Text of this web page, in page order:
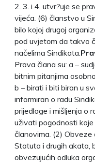
2. 3. i 4. utvr?uje se
vijeća. (6) članstvo u
bilo kojoj drugoj
pod uvjetom da takvo
načelima Sindikata.
Prava člana su: a –
bitnim pitanjima
b – birati i biti biran u
informiran o radu
prijedloge i mišljenja o
uživati pogodnosti
članovima. (2) Obveze
Statuta i drugih akata,
obvezujućih odluka